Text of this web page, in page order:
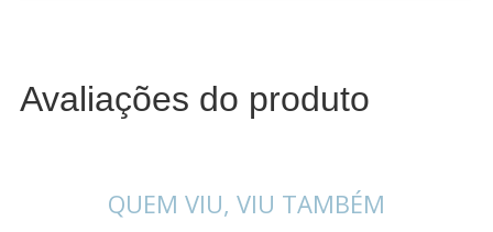
Avaliações do produto
QUEM VIU, VIU TAMBÉM